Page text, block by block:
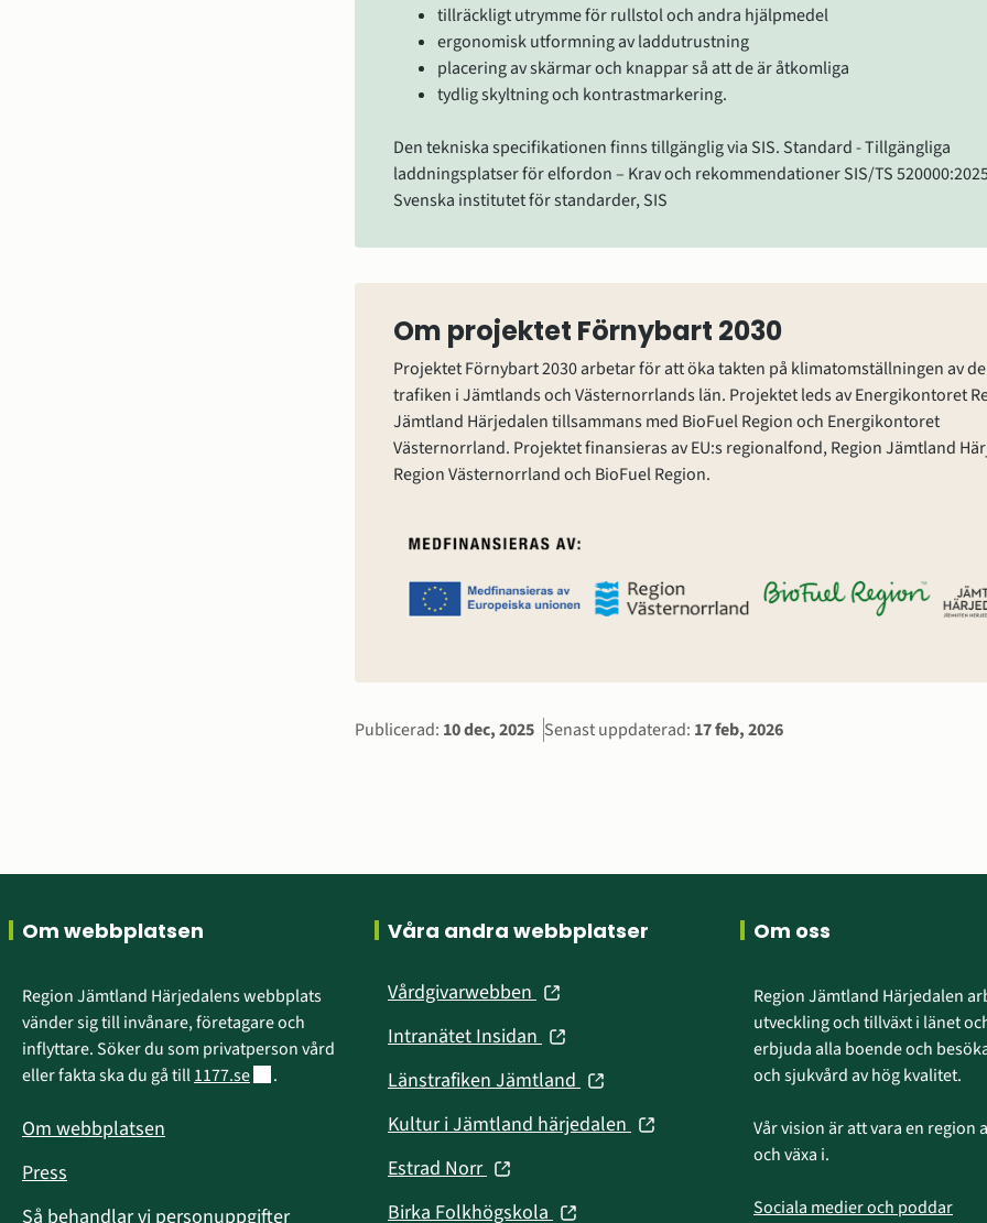
tillräckligt utrymme för rullstol och andra hjälpmedel
ergonomisk utformning av laddutrustning
placering av skärmar och knappar så att de är åtkomliga
tydlig skyltning och kontrastmarkering.
Den tekniska specifikationen finns tillgänglig via SIS. Standard - Tillgängliga
laddningsplatser för elfordon – Krav och rekommendationer SIS/TS
Svenska institutet för standarder, SIS
Om projektet Förnybart 2030
Projektet Förnybart 2030 arbetar för att öka takten på klimatomställningen av
trafiken i Jämtlands och Västernorrlands län. Projektet leds av Energikontoret
Jämtland Härjedalen tillsammans med BioFuel Region och Energikontoret
Västernorrland. Projektet finansieras av EU:s regionalfond, Region Jämtland
Region Västernorrland och BioFuel Region.
Sidinformation
Publicerad: 10 dec, 2025 Senast uppdaterad: 17 feb, 2026
Sidfot
Om webbplatsen
Region Jämtland Härjedalens webbplats
vänder sig till invånare, företagare och
inflyttare. Söker du som privatperson vård
eller fakta ska du gå till 1177.seLänk till annan webbplats.
.
Om webbplatsen
Press
Så behandlar vi personuppgifter
Våra andra webbplatser
Vårdgivarwebben (öppnas
nytt
fönster)
Intranätet Insidan (öppnas
nytt
fönster)
Länstrafiken Jämtland (öppnas
nytt
Kultur i Jämtland härjedalen (öppnas
Estrad Norr (öppnas
Birka Folkhögskola (öppnas
Om oss
Region Jämtland Härjedalen
utveckling och tillväxt i länet
erbjuda alla boende och
och sjukvård av hög kvalitet.
Vår vision är att vara en region
och växa i.
Sociala medier och poddar